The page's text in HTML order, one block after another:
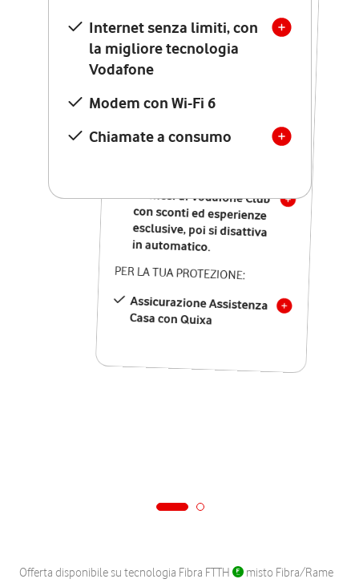
Internet senza limiti, con
la migliore tecnologia
Vodafone
Modem con Wi-Fi 6
Chiamate a consumo
Internet senza limiti, con
la migliore tecnologia
Vodafone
Modem Seven con Wi-Fi 7
Chiamate illimitate verso
numeri fissi e mobili
nazionali
12 mesi di Vodafone Club
con sconti ed esperienze
esclusive, poi si disattiva
in automatico.
PER LA TUA PROTEZIONE:
Assicurazione Assistenza
Casa con Quixa
Offerta disponibile su tecnologia Fibra FTTH
misto Fibra/Rame